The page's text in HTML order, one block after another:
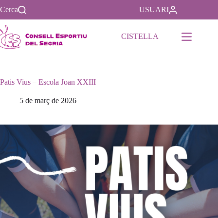
al
contenido
Cerca USUARI
CISTELLA
Patis Vius – Escola Joan XXIII
5 de març de 2026